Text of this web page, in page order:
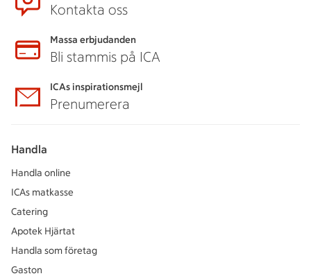
Kontakta oss
Massa erbjudanden
Bli stammis på ICA
ICAs inspirationsmejl
Prenumerera
Handla
Handla online
ICAs matkasse
Catering
Apotek Hjärtat
Handla som företag
Gaston